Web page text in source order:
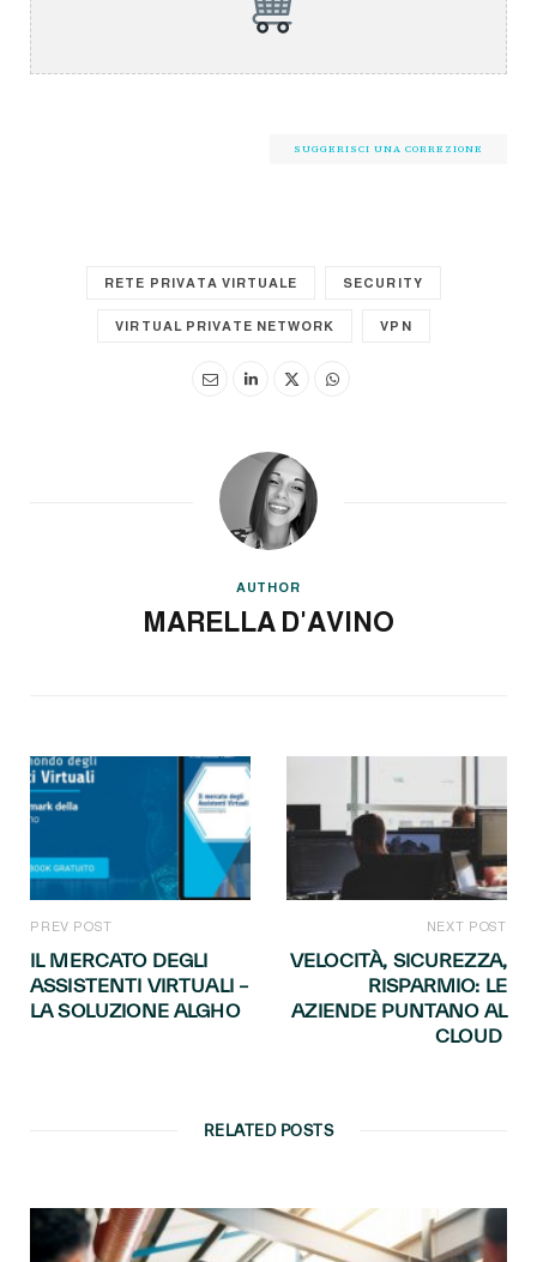
SUGGERISCI UNA CORREZIONE
RETE PRIVATA VIRTUALE SECURITY
VIRTUAL PRIVATE NETWORK VPN
AUTHOR
MARELLA D'AVINO
PREV POST
IL MERCATO DEGLI
ASSISTENTI VIRTUALI –
LA SOLUZIONE ALGHO
NEXT POST
VELOCITÀ, SICUREZZA,
RISPARMIO: LE
AZIENDE PUNTANO AL
CLOUD
RELATED POSTS